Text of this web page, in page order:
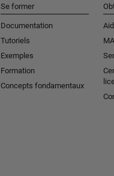
Se former
Documentation
Tutoriels
Exemples
Formation
Concepts fondamentaux